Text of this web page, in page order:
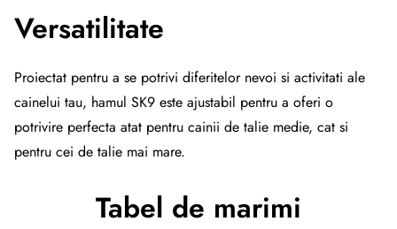
Versatilitate
Proiectat pentru a se potrivi diferitelor nevoi si activitati ale
cainelui tau, hamul SK9 este ajustabil pentru a oferi o
potrivire perfecta atat pentru cainii de talie medie, cat si
pentru cei de talie mai mare.
Tabel de marimi